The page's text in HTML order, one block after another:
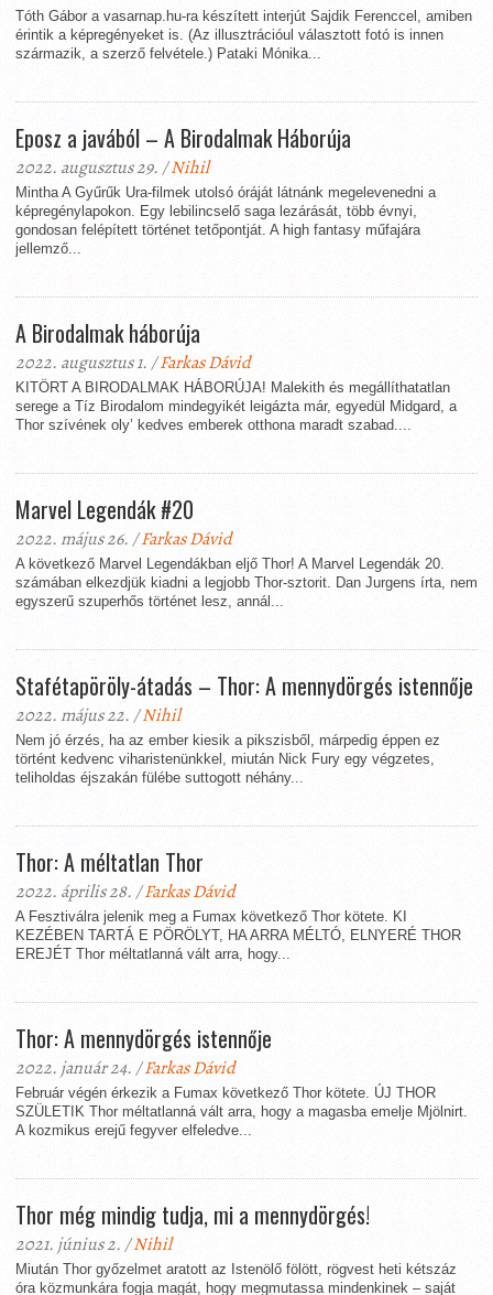
Tóth Gábor a vasarnap.hu-ra készített interjút Sajdik Ferenccel, amiben
érintik a képregényeket is. (Az illusztrációul választott fotó is innen
származik, a szerző felvétele.) Pataki Mónika...
Eposz a javából – A Birodalmak Háborúja
2022. augusztus 29. /Nihil
Mintha A Gyűrűk Ura-filmek utolsó óráját látnánk megelevenedni a
képregénylapokon. Egy lebilincselő saga lezárását, több évnyi,
gondosan felépített történet tetőpontját. A high fantasy műfajára
jellemző...
A Birodalmak háborúja
2022. augusztus 1. /Farkas Dávid
KITÖRT A BIRODALMAK HÁBORÚJA! Malekith és megállíthatatlan
serege a Tíz Birodalom mindegyikét leigázta már, egyedül Midgard, a
Thor szívének oly’ kedves emberek otthona maradt szabad....
Marvel Legendák #20
2022. május 26. /Farkas Dávid
A következő Marvel Legendákban eljő Thor! A Marvel Legendák 20.
számában elkezdjük kiadni a legjobb Thor-sztorit. Dan Jurgens írta, nem
egyszerű szuperhős történet lesz, annál...
Stafétapöröly-átadás – Thor: A mennydörgés istennője
2022. május 22. /Nihil
Nem jó érzés, ha az ember kiesik a pikszisből, márpedig éppen ez
történt kedvenc viharistenünkkel, miután Nick Fury egy végzetes,
teliholdas éjszakán fülébe suttogott néhány...
Thor: A méltatlan Thor
2022. április 28. /Farkas Dávid
A Fesztiválra jelenik meg a Fumax következő Thor kötete. KI
KEZÉBEN TARTÁ E PÖRÖLYT, HA ARRA MÉLTÓ, ELNYERÉ THOR
EREJÉT Thor méltatlanná vált arra, hogy...
Thor: A mennydörgés istennője
2022. január 24. /Farkas Dávid
Február végén érkezik a Fumax következő Thor kötete. ÚJ THOR
SZÜLETIK Thor méltatlanná vált arra, hogy a magasba emelje Mjölnirt.
A kozmikus erejű fegyver elfeledve...
Thor még mindig tudja, mi a mennydörgés!
2021. június 2. /Nihil
Miután Thor győzelmet aratott az Istenölő fölött, rögvest heti kétszáz
óra közmunkára fogja magát, hogy megmutassa mindenkinek – saját